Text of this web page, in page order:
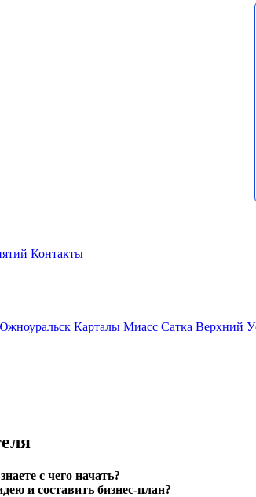
Контакты
Карталы Миасс Сатка Верхний
с чего начать?
и составить бизнес-план?